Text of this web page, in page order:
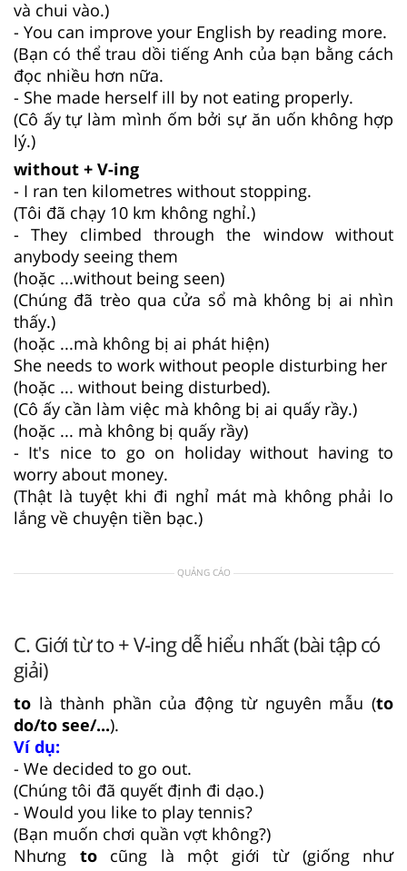
và chui vào.)
- You can improve your English by reading more.
(Bạn có thể trau dồi tiếng Anh của bạn bằng cách
đọc nhiều hơn nữa.
- She made herself ill by not eating properly.
(Cô ấy tự làm mình ốm bởi sự ăn uốn không hợp
lý.)
without + V-ing
- I ran ten kilometres without stopping.
(Tôi đã chạy 10 km không nghỉ.)
- They climbed through the window without
anybody seeing them
(hoặc ...without being seen)
(Chúng đã trèo qua cửa sổ mà không bị ai nhìn
thấy.)
(hoặc ...mà không bị ai phát hiện)
She needs to work without people disturbing her
(hoặc ... without being disturbed).
(Cô ấy cần làm việc mà không bị ai quấy rầy.)
(hoặc ... mà không bị quấy rầy)
- It's nice to go on holiday without having to
worry about money.
(Thật là tuyệt khi đi nghỉ mát mà không phải lo
lắng về chuyện tiền bạc.)
QUẢNG CÁO
C. Giới từ to + V-ing dễ hiểu nhất (bài tập có
giải)
to là thành phần của động từ nguyên mẫu (to
do/to see/...).
Ví dụ:
- We decided to go out.
(Chúng tôi đã quyết định đi dạo.)
- Would you like to play tennis?
(Bạn muốn chơi quần vợt không?)
Nhưng tocũng là một giới từ (giống như